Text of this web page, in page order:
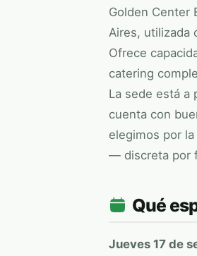
Golden Center
Aires, utilizada
Ofrece
catering
La sede está a
cuenta con
elegimos por
— discreta por
Qué
Jueves 17 de